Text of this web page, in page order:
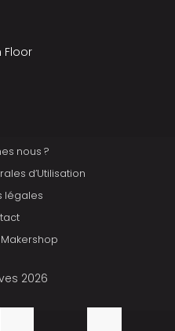
Floor
nous ?
d’Utilisation
légales
2026